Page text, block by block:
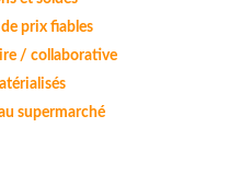
prix fiables
/ collaborative
supermarché